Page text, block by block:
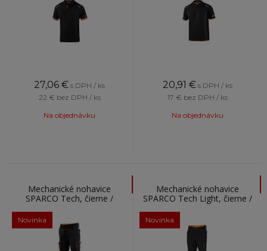
27,06 € s DPH / ks
22 € bez DPH / ks
Na objednávku
20,91 € s DPH / ks
17 € bez DPH / ks
Na objednávku
Mechanické nohavice
SPARCO Tech, čierne /
Novinka
Mechanické nohavice
SPARCO Tech Light, čierne /
oranžové
Novinka